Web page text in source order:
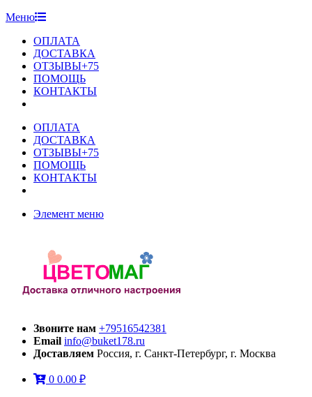
Меню
ОПЛАТА
ДОСТАВКА
ОТЗЫВЫ+75
ПОМОЩЬ
КОНТАКТЫ
ОПЛАТА
ДОСТАВКА
ОТЗЫВЫ+75
ПОМОЩЬ
КОНТАКТЫ
Элемент меню
Звоните нам +79516542381
Email info@buket178.ru
Доставляем Россия, г. Санкт-Петербург, г. Москва
0 0.00 ₽